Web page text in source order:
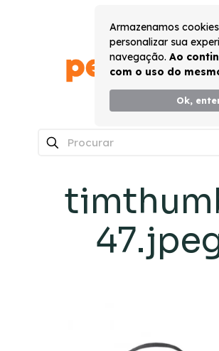
Armazenamos
personalizar sua
navegação. Ao
com o uso do
Ok,